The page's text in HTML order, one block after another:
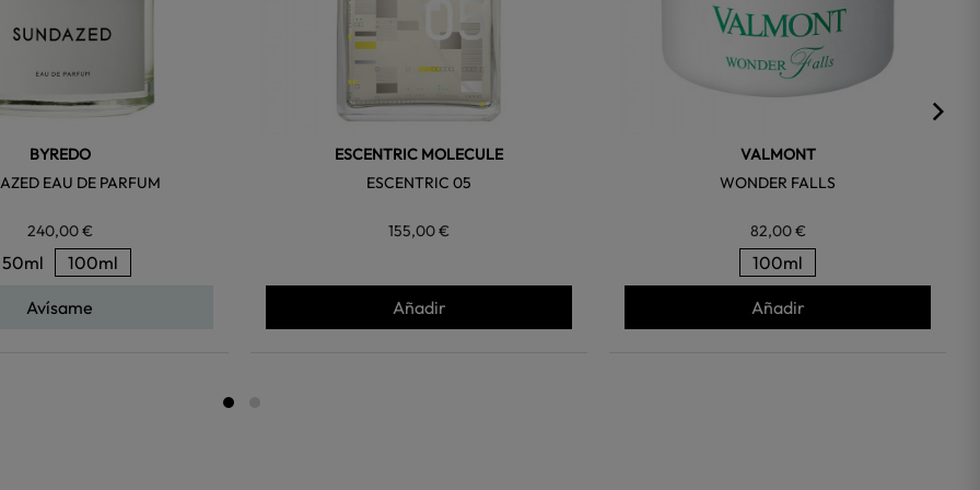
BYREDO
EAU DE PARFUM
240,00 €
50ml 100ml
Avísame
ESCENTRIC MOLECULE
ESCENTRIC 05
155,00 €
Añadir
VALMONT
WONDER FALLS
82,00 €
100ml
Añadir